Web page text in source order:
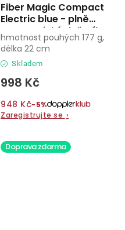
Fiber Magic Compact
Electric blue - plně
automatický deštník
Skladem
998 Kč
948 Kč−5%
Zaregistrujte se ›
hmotnost pouhých 177 g,
délka 22 cm
Doprava zdarma